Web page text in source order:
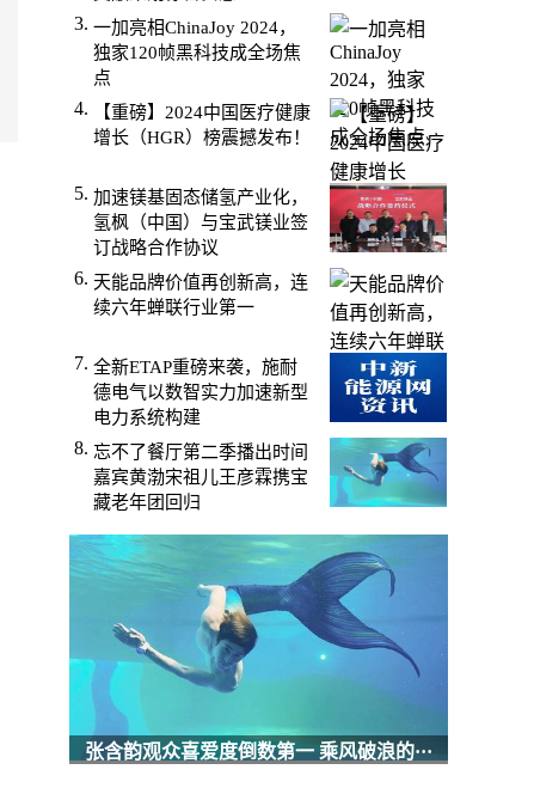
一加亮相ChinaJoy 2024，
独家120帧黑科技成全场焦
点
【重磅】2024中国医疗健康
增长（HGR）榜震撼发布！
加速镁基固态储氢产业化，
氢枫（中国）与宝武镁业签
订战略合作协议
天能品牌价值再创新高，连
续六年蝉联行业第一
全新ETAP重磅来袭，施耐
德电气以数智实力加速新型
电力系统构建
忘不了餐厅第二季播出时间
嘉宾黄渤宋祖儿王彦霖携宝
藏老年团回归
张含韵观众喜爱度倒数第一 乘风破浪的···